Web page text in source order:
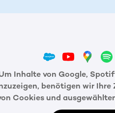
Inhalte von Google,
benötigen wir
Cookies und